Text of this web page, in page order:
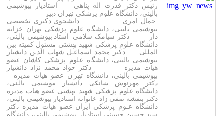
رئیس دکتر قدرت اله پناهی استادیار بیوشیمی
بالینی، دانشگاه علوم پزشکی تهران دبیر
جمال امری دانشجوی دکتری تخصصی
بیوشیمی بالینی، دانشگاه علوم پزشکی تهران خزانه
دار دکتر سیامک سلامی استاد بیوشیمی بالینی،
دانشگاه علوم پزشکی شهید بهشتی مسئول کمیته بین
المللی دکتر محمد اسماعیل شهاب الدین دانشیار
بیوشیمی بالینی، دانشگاه علوم پزشکی کاشان عضو
هیات مدیره دکتر جواد محمد نژاد دانشیار
بیوشیمی بالینی، دانشگاه تهران عضو هیات مدیره
دکتر مهرنوش شانکی دانشیار بیوشیمی بالینی،
دانشگاه علوم پزشکی شهید بهشتی عضو هیات مدیره
دکتر بنفشه صفی زاد خانوانه استادیار بیوشیمی بالینی،
دانشگاه علوم پزشکی ایران عضو هیات مدیره دکتر
سید حسین حسینی استادیار بیوشیمی بالینی، دانشگاه